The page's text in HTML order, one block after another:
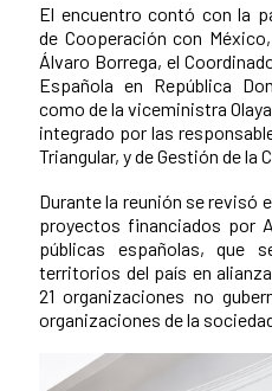
News content
El encuentro contó con la
de Cooperación con
Álvaro Borrega, el
Española en República
como de la viceministra
integrado por las
Triangular, y de Gestión de la
Durante la reunión se revisó
proyectos financiados por
públicas españolas, que
territorios del país en
21 organizaciones no
organizaciones de la